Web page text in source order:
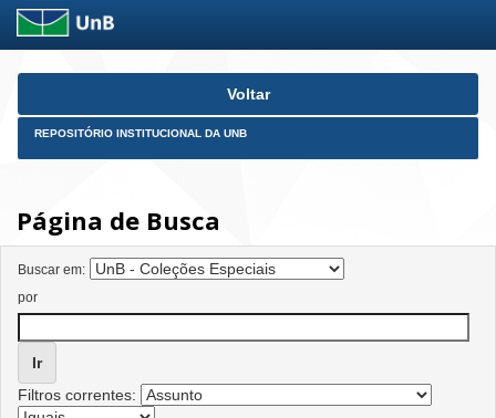
Skip
Voltar
REPOSITÓRIO INSTITUCIONAL DA UNB
Página de Busca
Buscar em:
por
Filtros correntes: